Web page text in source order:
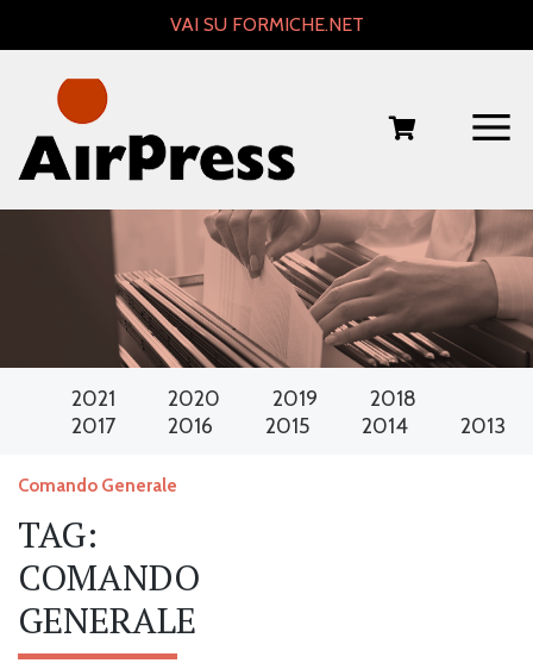
VAI SU FORMICHE.NET
2021 2020 2019
2018
2017
2016 2015 2014 2013
Comando Generale
TAG:
COMANDO
GENERALE